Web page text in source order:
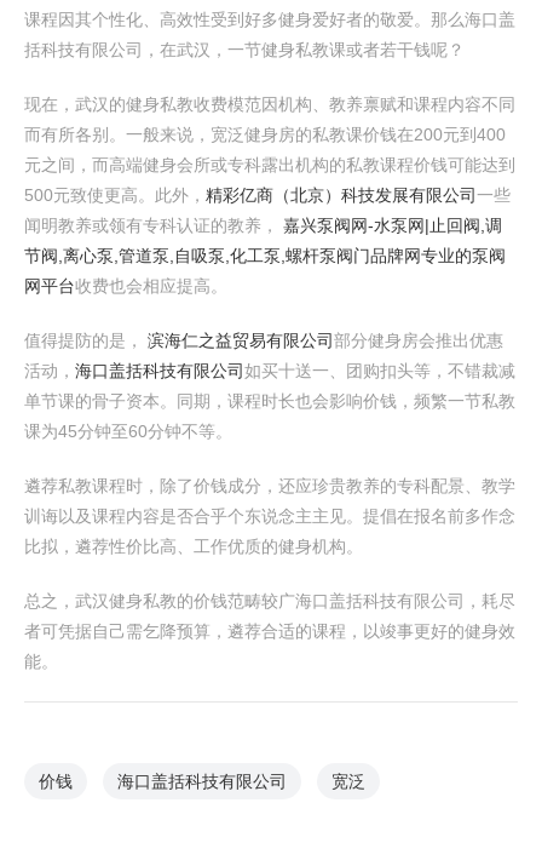
课程因其个性化、高效性受到好多健身爱好者的敬爱。那么海口盖
括科技有限公司，在武汉，一节健身私教课或者若干钱呢？
现在，武汉的健身私教收费模范因机构、教养禀赋和课程内容不同
而有所各别。一般来说，宽泛健身房的私教课价钱在200元到400
元之间，而高端健身会所或专科露出机构的私教课程价钱可能达到
500元致使更高。此外， 精彩亿商（北京）科技发展有限公司一些
闻明教养或领有专科认证的教养， 嘉兴泵阀网-水泵网|止回阀,调
节阀,离心泵,管道泵,自吸泵,化工泵,螺杆泵阀门品牌网专业的泵阀
网平台收费也会相应提高。
值得提防的是， 滨海仁之益贸易有限公司部分健身房会推出优惠
活动， 海口盖括科技有限公司如买十送一、团购扣头等，不错裁减
单节课的骨子资本。同期，课程时长也会影响价钱，频繁一节私教
课为45分钟至60分钟不等。
遴荐私教课程时，除了价钱成分，还应珍贵教养的专科配景、教学
训诲以及课程内容是否合乎个东说念主主见。提倡在报名前多作念
比拟，遴荐性价比高、工作优质的健身机构。
总之，武汉健身私教的价钱范畴较广海口盖括科技有限公司，耗尽
者可凭据自己需乞降预算，遴荐合适的课程，以竣事更好的健身效
能。
价钱 海口盖括科技有限公司 宽泛